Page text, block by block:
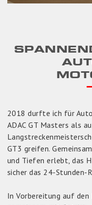
2018 durfte ich für
ADAC GT Masters als
GT3 greifen.
und Tiefen erlebt, das
sicher das 24-Stunden-
In Vorbereitung auf den